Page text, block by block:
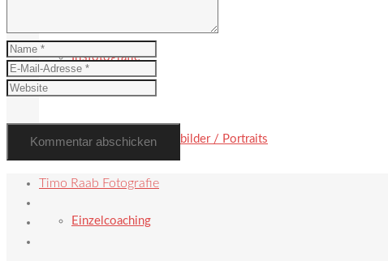
Irisfotografie
Paarbilder / Familienbilder / Portraits
Einzelcoaching
Timo Raab Fotografie